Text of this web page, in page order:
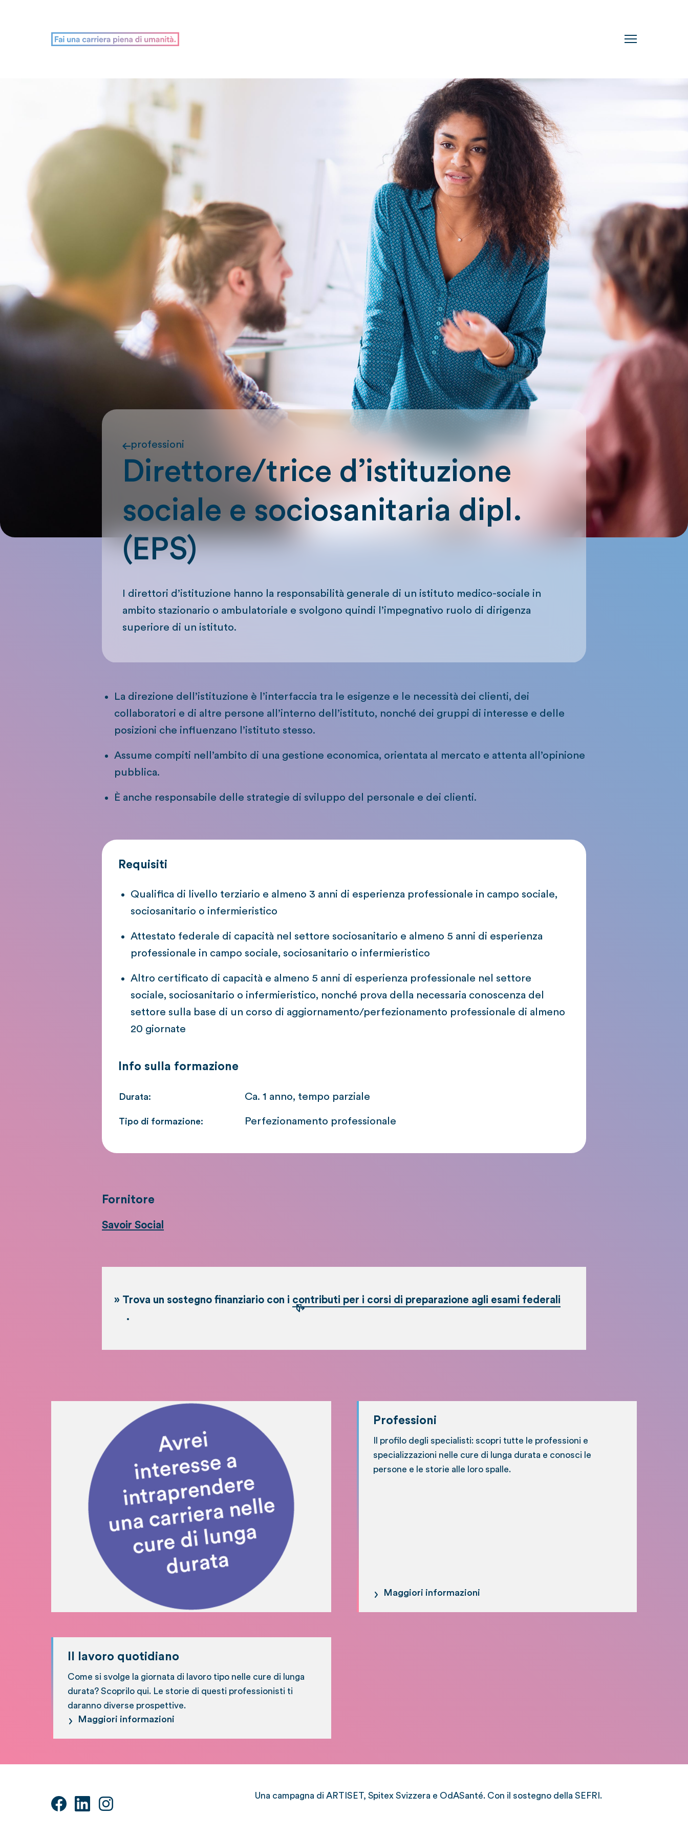
professioni
Direttore/trice d’istituzione
sociale e sociosanitaria dipl.
(EPS)
I direttori d’istituzione hanno la responsabilità generale di un istituto medico-sociale in
ambito stazionario o ambulatoriale e svolgono quindi l’impegnativo ruolo di dirigenza
superiore di un istituto.
La direzione dell’istituzione è l’interfaccia tra le esigenze e le necessità dei clienti, dei
collaboratori e di altre persone all’interno dell’istituto, nonché dei gruppi di interesse e delle
posizioni che influenzano l’istituto stesso.
Assume compiti nell’ambito di una gestione economica, orientata al mercato e attenta all’opinione
pubblica.
È anche responsabile delle strategie di sviluppo del personale e dei clienti.
Requisiti
Qualifica di livello terziario e almeno 3 anni di esperienza professionale in campo sociale,
sociosanitario o infermieristico
Attestato federale di capacità nel settore sociosanitario e almeno 5 anni di esperienza
professionale in campo sociale, sociosanitario o infermieristico
Altro certificato di capacità e almeno 5 anni di esperienza professionale nel settore
sociale, sociosanitario o infermieristico, nonché prova della necessaria conoscenza del
settore sulla base di un corso di aggiornamento/perfezionamento professionale di almeno
20 giornate
Info sulla formazione
Durata: Ca. 1 anno, tempo parziale
Tipo di formazione: Perfezionamento professionale
Fornitore
Savoir Social
» Trova un sostegno finanziario con i contributi per i corsi di preparazione agli esami federali
.
Professioni
Il profilo degli specialisti: scopri tutte le professioni e
specializzazioni nelle cure di lunga durata e conosci le
persone e le storie alle loro spalle.
Maggiori informazioni
Il lavoro quotidiano
Come si svolge la giornata di lavoro tipo nelle cure di lunga
durata? Scoprilo qui. Le storie di questi professionisti ti
daranno diverse prospettive.
Maggiori informazioni
Una campagna di ARTISET, Spitex Svizzera e OdASanté. Con il sostegno della SEFRI.